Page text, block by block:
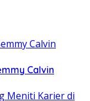
Calvin